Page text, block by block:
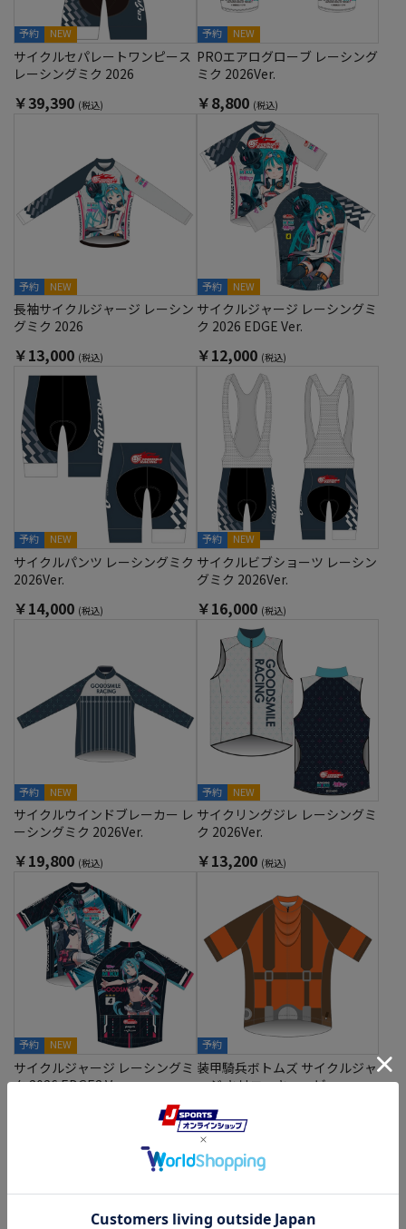
予約 NEW
サイクルセパレートワンピース
レーシングミク 2026
￥39,390 (税込)
予約 NEW
PROエアログローブ レーシング
ミク 2026Ver.
￥8,800 (税込)
予約 NEW
長袖サイクルジャージ レーシン
グミク 2026
￥13,000 (税込)
予約 NEW
サイクルジャージ レーシングミ
ク 2026 EDGE Ver.
￥12,000 (税込)
予約 NEW
サイクルパンツ レーシングミク
2026Ver.
￥14,000 (税込)
予約 NEW
サイクルビブショーツ レーシン
グミク 2026Ver.
￥16,000 (税込)
予約 NEW
サイクルウインドブレーカー レ
ーシングミク 2026Ver.
￥19,800 (税込)
予約 NEW
サイクリングジレ レーシングミ
ク 2026Ver.
￥13,200 (税込)
予約 NEW
サイクルジャージ レーシングミ
ク 2026 EDGE2 Ver.
予約
装甲騎兵ボトムズ サイクルジャ
ージ キリコ・キュービィー
￥14,300